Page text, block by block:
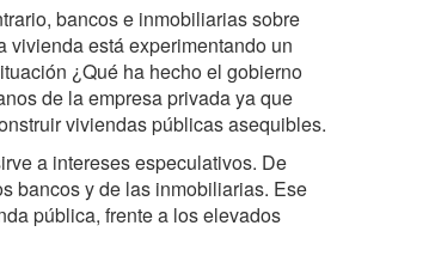
bancos e inmobiliarias sobre
vivienda está experimentando un
¿Qué ha hecho el gobierno
de la empresa privada ya que
viviendas públicas asequibles.
a intereses especulativos. De
bancos y de las inmobiliarias. Ese
pública, frente a los elevados